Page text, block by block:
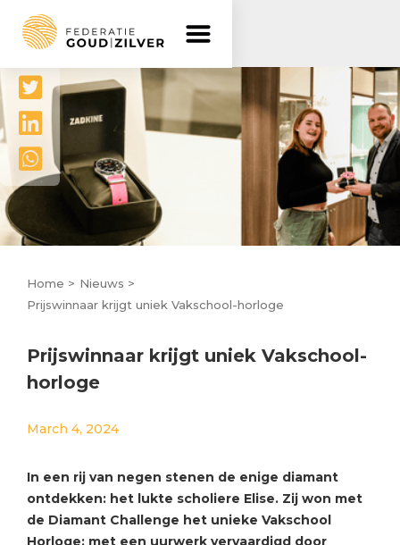
Delen




Home > Nieuws >
Prijswinnaar krijgt uniek Vakschool-horloge
Prijswinnaar krijgt uniek Vakschool-
horloge
March 4, 2024
In een rij van negen stenen de enige diamant
ontdekken: het lukte scholiere Elise. Zij won met
de Diamant Challenge het unieke Vakschool
Horloge: met een uurwerk vervaardigd door